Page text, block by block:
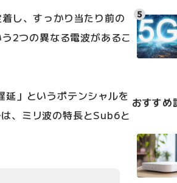
し、すっかり当たり前の
2つの異なる電波があるこ
」というポテンシャルを
、ミリ波の特長とSub6と
おすすめ